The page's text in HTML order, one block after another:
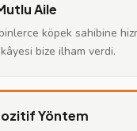
Aile
köpek sahibine
bize ilham verdi.
Yöntem